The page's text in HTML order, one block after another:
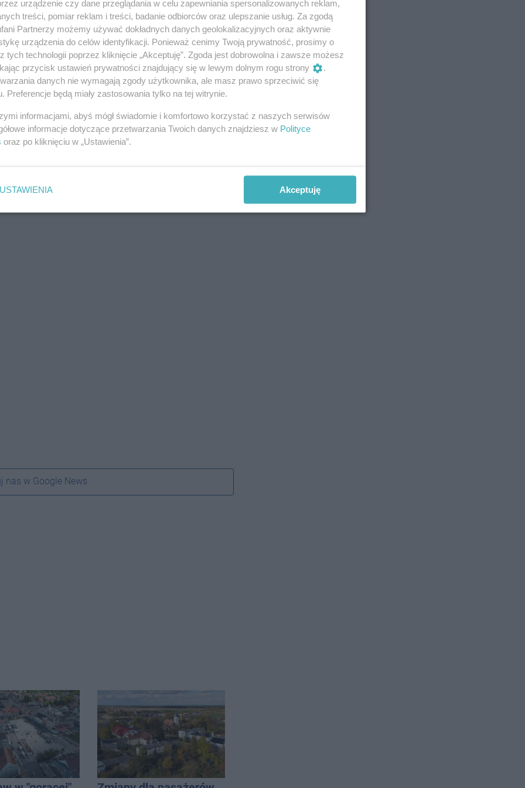
Ponad wszystko zależy mi na zachowaniu pełnej
dążył do możliwie szybkiego i jednoznacznego
zgadzam się z tą decyzją i skieruję sprawę do sądu.
radnym opozycji - zadawałem pytania, poruszałem
wsparcia. Nie zamierzam tej sprawy przeciągać ani
postępowania będę informował na bieżąco
do czasu sądowego rozstrzygnięcia pozostaje radnym
nas w Google News
urządzenie czy dane przeglądania w celu zapewniania spersonalizowanych reklam,
treści, pomiar reklam i treści, badanie odbiorców oraz ulepszanie usług. Za zgodą
Partnerzy możemy używać dokładnych danych geolokalizacyjnych oraz aktywnie
urządzenia do celów identyfikacji. Ponieważ cenimy Twoją prywatność, prosimy o
tych technologii poprzez kliknięcie „Akceptuję”. Zgoda jest dobrowolna i zawsze możesz
przycisk ustawień prywatności znajdujący się w lewym dolnym rogu strony
.
danych nie wymagają zgody użytkownika, ale masz prawo sprzeciwić się
Preferencje będą miały zastosowania tylko na tej witrynie.
informacjami, abyś mógł świadomie i komfortowo korzystać z naszych serwisów
informacje dotyczące przetwarzania Twoich danych znajdziesz w Polityce
oraz po kliknięciu w „Ustawienia”.
USTAWIENIA Akceptuję